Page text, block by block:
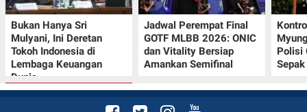
Bukan Hanya Sri
Mulyani, Ini Deretan
Tokoh Indonesia di
Lembaga Keuangan
Dunia
Jadwal Perempat Final
GOTF MLBB 2026: ONIC
dan Vitality Bersiap
Amankan Semifinal
Polisi